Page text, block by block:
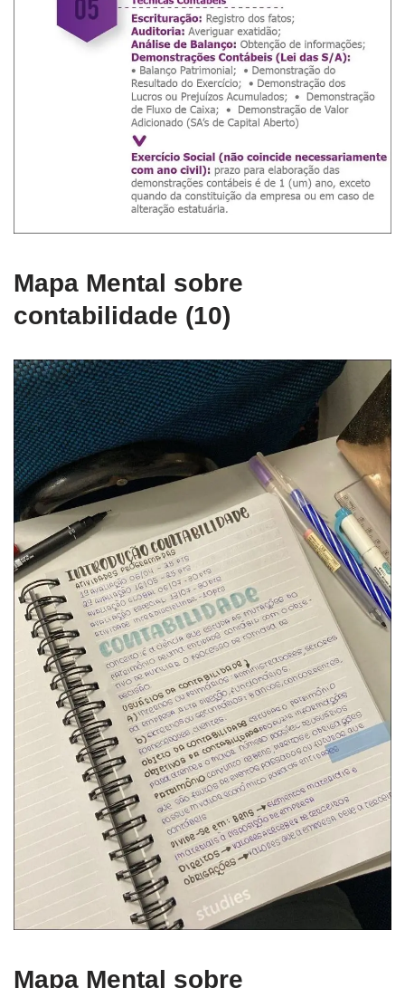
Mapa Mental sobre
contabilidade (10)
Mapa Mental sobre